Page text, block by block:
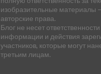
изобразительные материалы
авторские права.
Блог не несет
информации и действия
участников, которые могут
третьим лицам.